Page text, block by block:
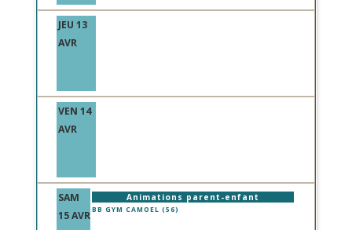
JEU 13
AVR
VEN 14
AVR
SAM
15 AVR
Animations parent-enfant
BB GYM CAMOEL (56)